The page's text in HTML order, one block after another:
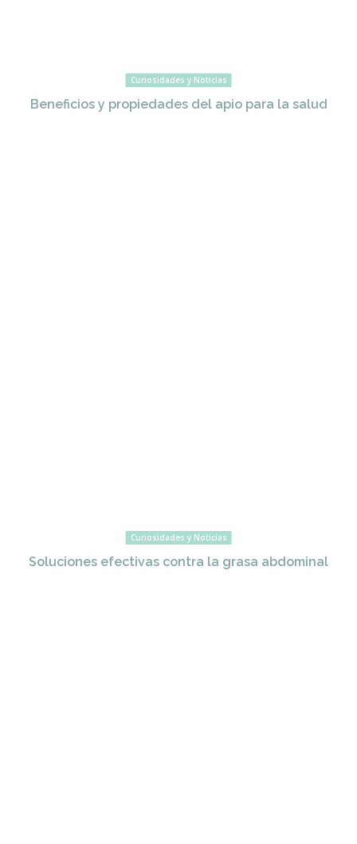
Curiosidades y Noticias
Beneficios y propiedades del apio para la salud
Curiosidades y Noticias
Soluciones efectivas contra la grasa abdominal